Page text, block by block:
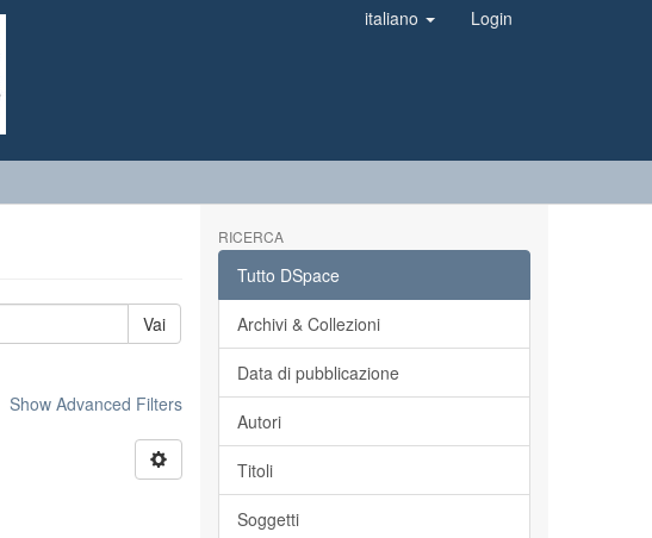
italiano Login
Vai
Show Advanced Filters
RICERCA
Tutto DSpace
Archivi & Collezioni
Data di pubblicazione
Autori
Titoli
Soggetti